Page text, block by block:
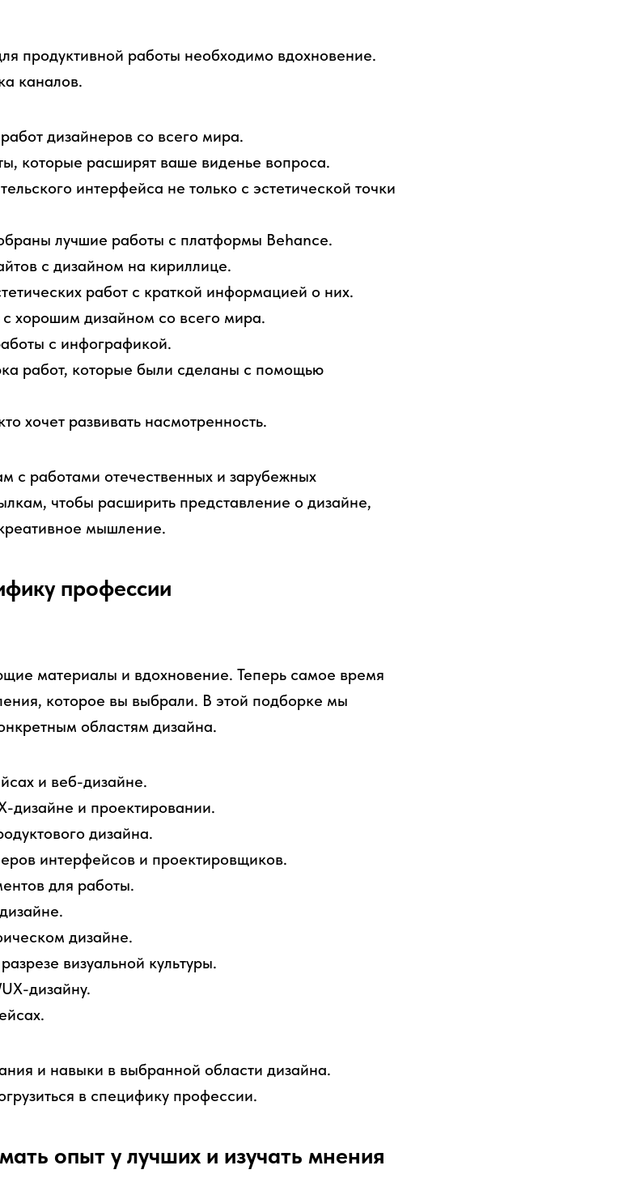
продуктивной работы необходимо вдохновение.
каналов.
дизайнеров со всего мира.
которые расширят ваше виденье вопроса.
интерфейса не только с эстетической точки
лучшие работы с платформы Behance.
с дизайном на кириллице.
работ с краткой информацией о них.
хорошим дизайном со всего мира.
с инфографикой.
работ, которые были сделаны с помощью
хочет развивать насмотренность.
с работами отечественных и зарубежных
чтобы расширить представление о дизайне,
мышление.
профессии
материалы и вдохновение. Теперь самое время
которое вы выбрали. В этой подборке мы
областям дизайна.
и веб-дизайне.
и проектировании.
дизайна.
интерфейсов и проектировщиков.
для работы.
дизайне.
визуальной культуры.
дизайну.
и навыки в выбранной области дизайна.
в специфику профессии.
опыт у лучших и изучать мнения